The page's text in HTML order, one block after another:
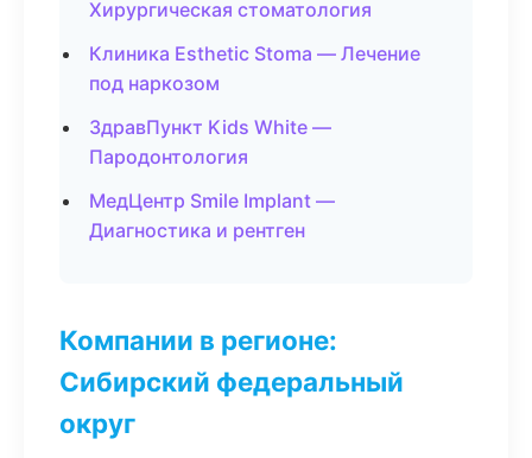
Хирургическая стоматология
Клиника Esthetic Stoma — Лечение
под наркозом
ЗдравПункт Kids White —
Пародонтология
МедЦентр Smile Implant —
Диагностика и рентген
Компании в регионе:
Сибирский федеральный
округ